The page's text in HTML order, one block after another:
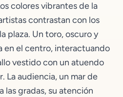
colores vibrantes de la
contrastan con los
plaza. Un toro, oscuro y
en el centro, interactuando
vestido con un atuendo
La audiencia, un mar de
las gradas, su atención